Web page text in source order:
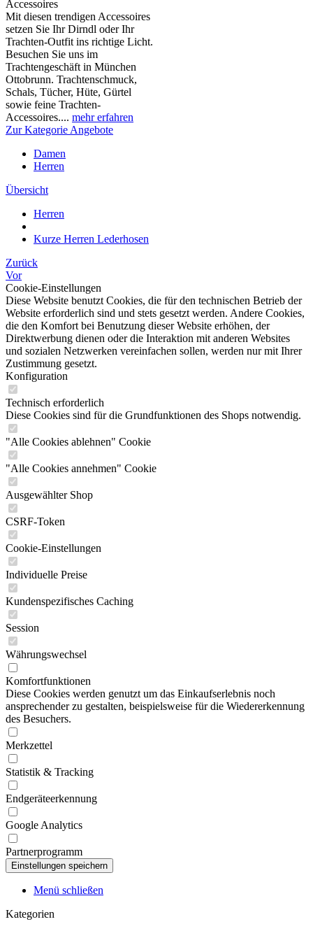
Accessoires
Mit diesen trendigen Accessoires
setzen Sie Ihr Dirndl oder Ihr
Trachten-Outfit ins richtige Licht.
Besuchen Sie uns im
Trachtengeschäft in München
Ottobrunn. Trachtenschmuck,
Schals, Tücher, Hüte, Gürtel
sowie feine Trachten-
Accessoires.... mehr erfahren
Zur Kategorie Angebote
Damen
Herren
Übersicht
Herren
Kurze Herren Lederhosen
Zurück
Vor
Cookie-Einstellungen
Diese Website benutzt Cookies, die für den technischen Betrieb der
Website erforderlich sind und stets gesetzt werden. Andere Cookies,
die den Komfort bei Benutzung dieser Website erhöhen, der
Direktwerbung dienen oder die Interaktion mit anderen Websites
und sozialen Netzwerken vereinfachen sollen, werden nur mit Ihrer
Zustimmung gesetzt.
Konfiguration
Technisch erforderlich
Diese Cookies sind für die Grundfunktionen des Shops notwendig.
"Alle Cookies ablehnen" Cookie
"Alle Cookies annehmen" Cookie
Ausgewählter Shop
CSRF-Token
Cookie-Einstellungen
Individuelle Preise
Kundenspezifisches Caching
Session
Währungswechsel
Komfortfunktionen
Diese Cookies werden genutzt um das Einkaufserlebnis noch
ansprechender zu gestalten, beispielsweise für die Wiedererkennung
des Besuchers.
Merkzettel
Statistik & Tracking
Endgeräteerkennung
Google Analytics
Partnerprogramm
Menü schließen
Kategorien